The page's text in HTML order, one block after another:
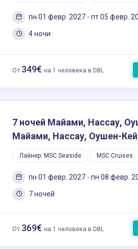
пн 01 февр. 2027 - пт 05 февр.
4 ночи
От 349€ на 1 человека в DBL
7 ночей Майами, Нассау,
Майами, Нассау, Оушен-
Лайнер: MSC Seaside MSC Cruises
пн 01 февр. 2027 - пн 08 февр.
7 ночей
От 369€ на 1 человека в DBL